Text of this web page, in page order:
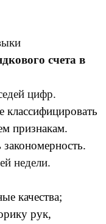
счета в
цифр.
классифицировать
признакам.
закономерность.
недели.
качества;
рук,